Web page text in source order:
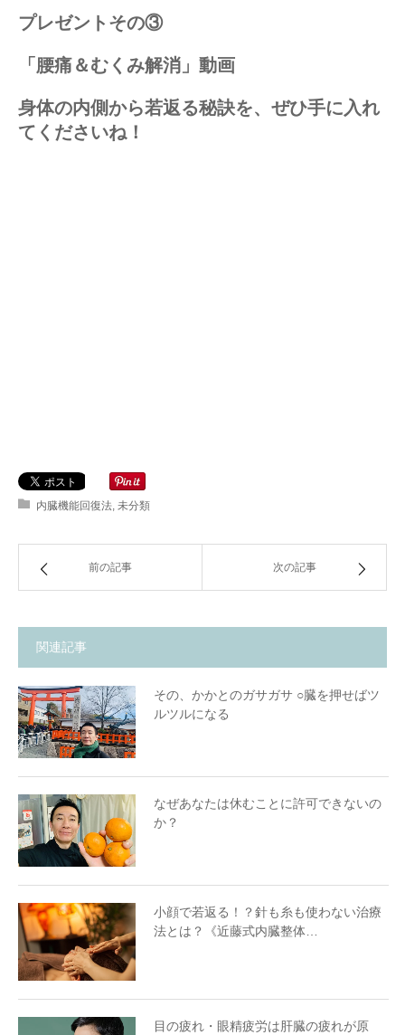
プレゼントその③
「腰痛＆むくみ解消」動画
身体の内側から若返る秘訣を、ぜひ手に入れ
てくださいね！
内臓機能回復法, 未分類
前の記事 次の記事
関連記事
その、かかとのガサガサ ○臓を押せばツ
ルツルになる
なぜあなたは休むことに許可できないの
か？
小顔で若返る！？針も糸も使わない治療
法とは？《近藤式内臓整体…
目の疲れ・眼精疲労は肝臓の疲れが原